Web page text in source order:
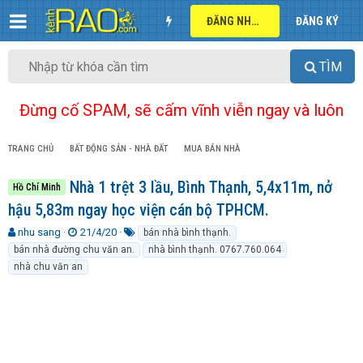
ĐĂNG NHẬP ĐĂNG KÝ
TÌM
Đừng cố SPAM, sẽ cấm vĩnh viễn ngay và luôn
TRANG CHỦ BẤT ĐỘNG SẢN - NHÀ ĐẤT MUA BÁN NHÀ
Hồ Chí Minh
Nhà 1 trệt 3 lầu, Bình Thạnh, 5,4x11m, nở
hậu 5,83m ngay học viện cán bộ TPHCM.
T
h
r
e
nhu sang
N
g
à
y
21/4/20
ừ
k
bán nhà bình thạnh.
bán nhà đường chu văn an.
nhà bình thạnh. 0767.760.064
nhà chu văn an